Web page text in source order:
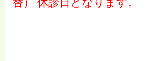
替） 休診日となります。